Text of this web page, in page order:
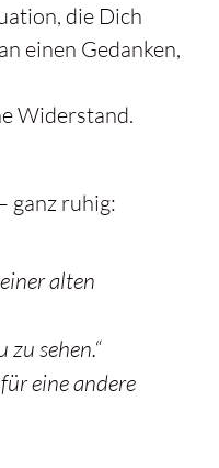
die Dich
einen Gedanken,
Widerstand.
ganz ruhig:
alten
sehen.“
eine andere